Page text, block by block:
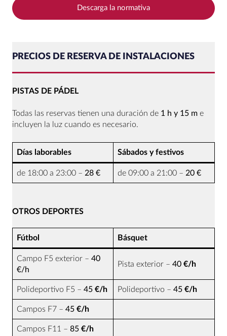
Descarga la normativa
PRECIOS DE RESERVA DE INSTALACIONES
PISTAS DE PÁDEL
Todas las reservas tienen una duración de 1 h y 15 m e
incluyen la luz cuando es necesario.
Días laborables Sábados y festivos
de 18:00 a 23:00 – 28 € de 09:00 a 21:00 – 20 €
OTROS DEPORTES
Fútbol Básquet
Campo F5 exterior – 40
€/h
Pista exterior – 40 €/h
Polideportivo F5 – 45 €/h Polideportivo – 45 €/h
Campos F7 – 45 €/h
Campos F11 – 85 €/h